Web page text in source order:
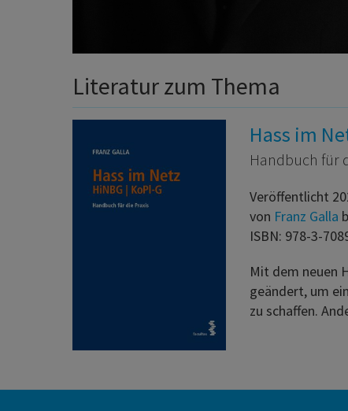
Literatur zum Thema
Hass im
Handbuch für
Veröffentlicht
von Franz Galla
ISBN: 978-3-
Mit dem neuen
geändert, um
zu schaffen.